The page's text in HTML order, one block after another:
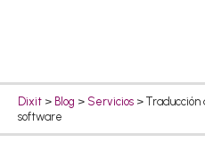
Dixit > Blog > Servicios >
software